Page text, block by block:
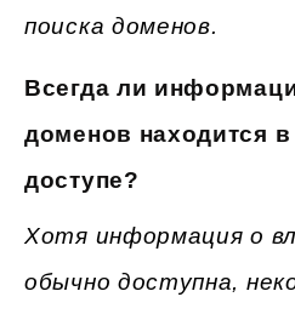
поиска доменов.
Всегда ли
доменов находится
доступе?
Хотя информация о
обычно доступна,